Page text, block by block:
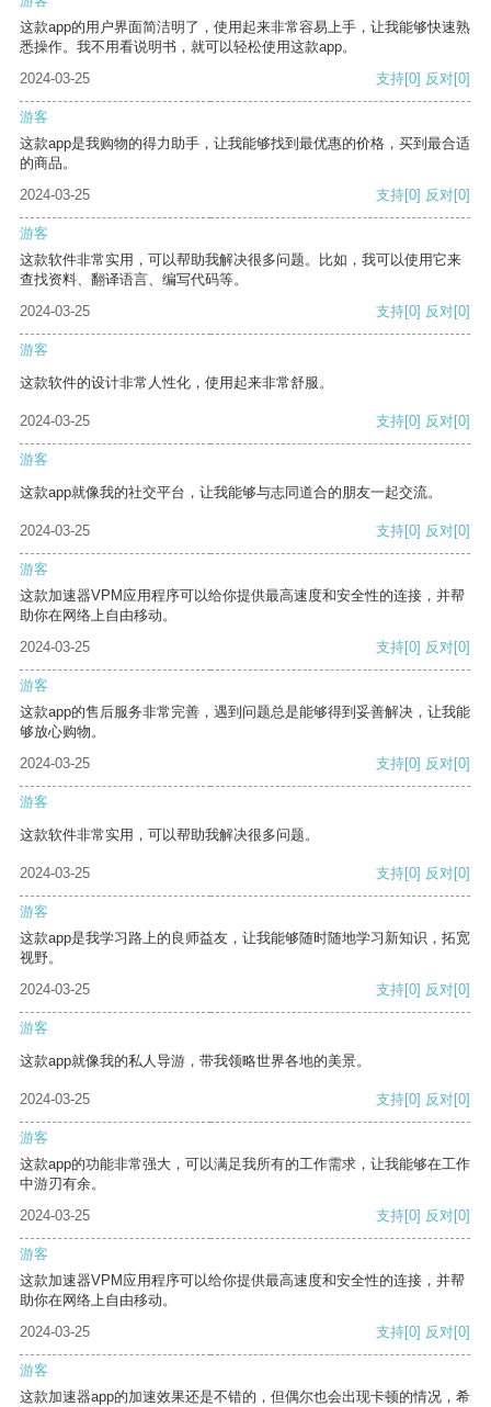
这款app的用户界面简洁明了，使用起来非常容易上手，让我能够快速熟
悉操作。我不用看说明书，就可以轻松使用这款app。
2024-03-25
支持[0] 反对[0]
游客
这款app是我购物的得力助手，让我能够找到最优惠的价格，买到最合适
的商品。
2024-03-25
支持[0] 反对[0]
游客
这款软件非常实用，可以帮助我解决很多问题。比如，我可以使用它来
查找资料、翻译语言、编写代码等。
2024-03-25
支持[0] 反对[0]
游客
这款软件的设计非常人性化，使用起来非常舒服。
2024-03-25 支持[0] 反对[0]
游客
这款app就像我的社交平台，让我能够与志同道合的朋友一起交流。
2024-03-25 支持[0] 反对[0]
游客
这款加速器VPM应用程序可以给你提供最高速度和安全性的连接，并帮
助你在网络上自由移动。
2024-03-25
支持[0] 反对[0]
游客
这款app的售后服务非常完善，遇到问题总是能够得到妥善解决，让我能
够放心购物。
2024-03-25
支持[0] 反对[0]
游客
这款软件非常实用，可以帮助我解决很多问题。
2024-03-25 支持[0] 反对[0]
游客
这款app是我学习路上的良师益友，让我能够随时随地学习新知识，拓宽
视野。
2024-03-25
支持[0] 反对[0]
游客
这款app就像我的私人导游，带我领略世界各地的美景。
2024-03-25 支持[0] 反对[0]
游客
这款app的功能非常强大，可以满足我所有的工作需求，让我能够在工作
中游刃有余。
2024-03-25
支持[0] 反对[0]
游客
这款加速器VPM应用程序可以给你提供最高速度和安全性的连接，并帮
助你在网络上自由移动。
2024-03-25
支持[0] 反对[0]
游客
这款加速器app的加速效果还是不错的，但偶尔也会出现卡顿的情况，希